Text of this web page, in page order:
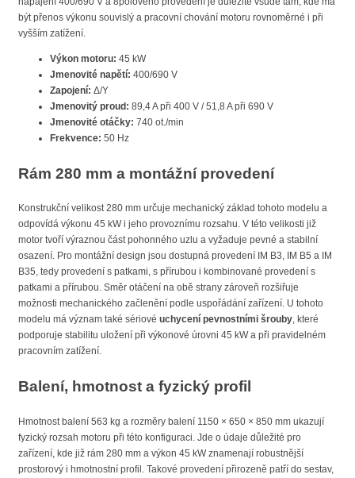
být přenos výkonu souvislý a pracovní chování motoru rovnoměrné i při
vyšším zatížení.
Výkon motoru: 45 kW
Jmenovité napětí: 400/690 V
Zapojení: Δ/Y
Jmenovitý proud: 89,4 A při 400 V / 51,8 A při 690 V
Jmenovité otáčky: 740 ot./min
Frekvence: 50 Hz
Rám 280 mm a montážní provedení
Konstrukční velikost 280 mm určuje mechanický základ tohoto modelu a
odpovídá výkonu 45 kW i jeho provoznímu rozsahu. V této velikosti již
motor tvoří výraznou část pohonného uzlu a vyžaduje pevné a stabilní
osazení. Pro montážní design jsou dostupná provedení IM B3, IM B5 a IM
B35, tedy provedení s patkami, s přírubou i kombinované provedení s
patkami a přírubou. Směr otáčení na obě strany zároveň rozšiřuje
možnosti mechanického začlenění podle uspořádání zařízení. U tohoto
modelu má význam také sériové uchycení pevnostními šrouby, které
podporuje stabilitu uložení při výkonové úrovni 45 kW a při pravidelném
pracovním zatížení.
Balení, hmotnost a fyzický profil
Hmotnost balení 563 kg a rozměry balení 1150 × 650 × 850 mm ukazují
fyzický rozsah motoru při této konfiguraci. Jde o údaje důležité pro
zařízení, kde již rám 280 mm a výkon 45 kW znamenají robustnější
prostorový i hmotnostní profil. Takové provedení přirozeně patří do sestav,